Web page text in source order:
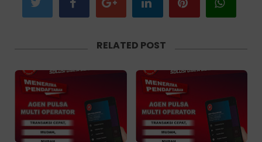
RELATED POST